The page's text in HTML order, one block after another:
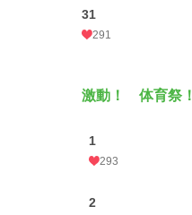
31
291
激動！ 体育祭！
1
293
2